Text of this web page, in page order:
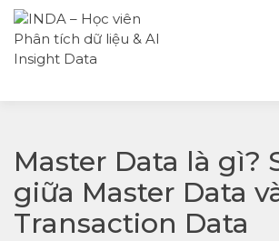
liệu & AI chuyên
hàng – bảo
Master Data là gì?
giữa Master Data
Transaction Data